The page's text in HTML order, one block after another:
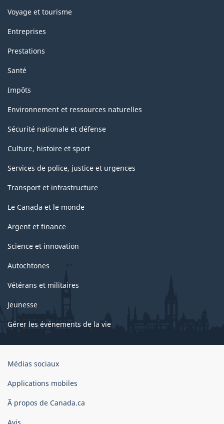
Voyage et tourisme
Entreprises
Prestations
Santé
Impôts
Environnement et ressources naturelles
Sécurité nationale et défense
Culture, histoire et sport
Services de police, justice et urgences
Transport et infrastructure
Le Canada et le monde
Argent et finance
Science et innovation
Autochtones
Vétérans et militaires
Jeunesse
Gérer les événements de la vie
Organisation
gouvernement
Canada
Médias sociaux
Applications mobiles
Ã propos de Canada.ca